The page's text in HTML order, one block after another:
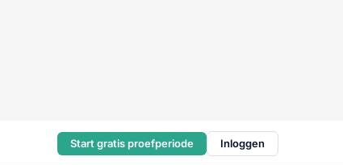
Start gratis proefperiode Inloggen